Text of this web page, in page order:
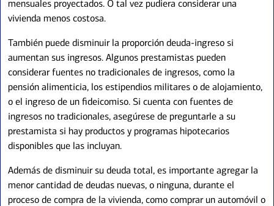
mensuales proyectados. O tal vez pudiera considerar una
vivienda menos costosa.
También puede disminuir la proporción deuda-ingreso si
aumentan sus ingresos. Algunos prestamistas pueden
considerar fuentes no tradicionales de ingresos, como la
pensión alimenticia, los estipendios militares o de alojamiento,
o el ingreso de un fideicomiso. Si cuenta con fuentes de
ingresos no tradicionales, asegúrese de preguntarle a su
prestamista si hay productos y programas hipotecarios
disponibles que las incluyan.
Además de disminuir su deuda total, es importante agregar la
menor cantidad de deudas nuevas, o ninguna, durante el
proceso de compra de la vivienda, como comprar un automóvil o